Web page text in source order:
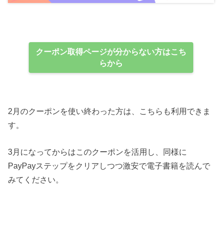
クーポン取得ページが分からない方はこち
らから
2月のクーポンを使い終わった方は、こちらも利用できま
す。
3月になってからはこのクーポンを活用し、同様に
PayPayステップをクリアしつつ激安で電子書籍を読んで
みてください。